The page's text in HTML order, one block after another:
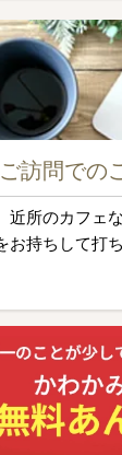
ご訪問での
近所のカフェ
お持ちして打